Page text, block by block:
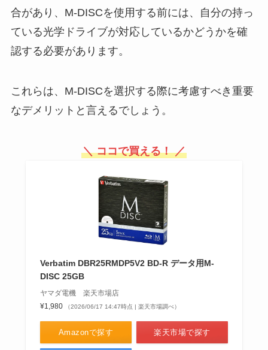
合があり、M-DISCを使用する前には、自分の持っ
ている光学ドライブが対応しているかどうかを確
認する必要があります。
これらは、M-DISCを選択する際に考慮すべき重要
なデメリットと言えるでしょう。
＼ ココで買える！ ／
Verbatim DBR25RMDP5V2 BD-R データ用M-
DISC 25GB
ヤマダ電機 楽天市場店
¥1,980
（2026/06/17 14:47時点 | 楽天市場調べ）
Amazonで探す 楽天市場で探す